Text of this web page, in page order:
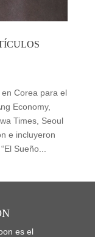
Corea para el
Economy,
Times, Seoul
e incluyeron
Sueño...
es el